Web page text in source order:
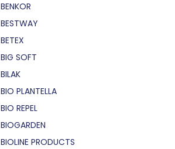
BENKOR
BESTWAY
BETEX
BIG SOFT
BILAK
BIO PLANTELLA
BIO REPEL
BIOGARDEN
BIOLINE PRODUCTS